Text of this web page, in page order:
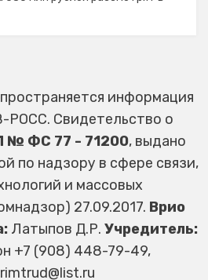
информация
РОСС. Свидетельство о
№ ФС 77 - 71200, выдано
по надзору в сфере связи,
и массовых
27.09.2017. Врио
Латыпов Д.Р. Учредитель:
+7 (908) 448-79-49,